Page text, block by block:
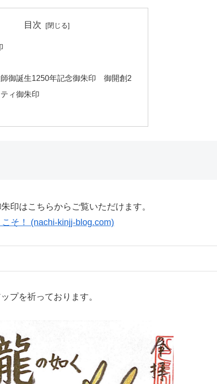
目次
御誕生1250年記念御朱印 御開創2
ィ御朱印
印はこちらからご覧いただけます。
そ！ (nachi-kinjj-blog.com)
プを祈っております。